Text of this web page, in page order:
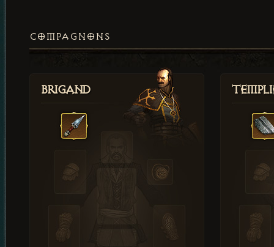
COMPAGNONS
Brigand